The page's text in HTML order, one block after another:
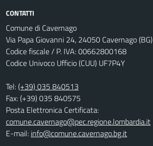
CONTATTI
Comune di Cavernago
Via Papa Giovanni 24, 24050 Cavernago (BG)
Codice fiscale / P. IVA: 00662800168
Codice Univoco Ufficio (CUU) UF7P4Y
Tel:(+39) 035 840513
Fax: (+39) 035 840575
Posta Elettronica Certificata:
comune.cavernago@pec.regione.lombardia.it
E-mail: info@comune.cavernago.bg.it